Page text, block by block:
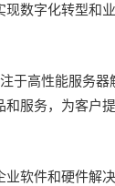
数字化转型和业
于高性能服务
服务，为客户
业软件和硬件解